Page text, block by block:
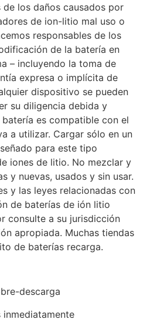
de los daños causados por
de ion-litio mal uso o
responsables de los
de la batería en
– incluyendo la toma de
expresa o implícita de
dispositivo se pueden
su diligencia debida y
es compatible con el
a utilizar. Cargar sólo en un
para este tipo
iones de litio. No mezclar y
y nuevas, usados y sin usar.
y las leyes relacionadas con
de baterías de ión litio
consulte a su jurisdicción
apropiada. Muchas tiendas
de baterías recarga.
descarga
inmediatamente